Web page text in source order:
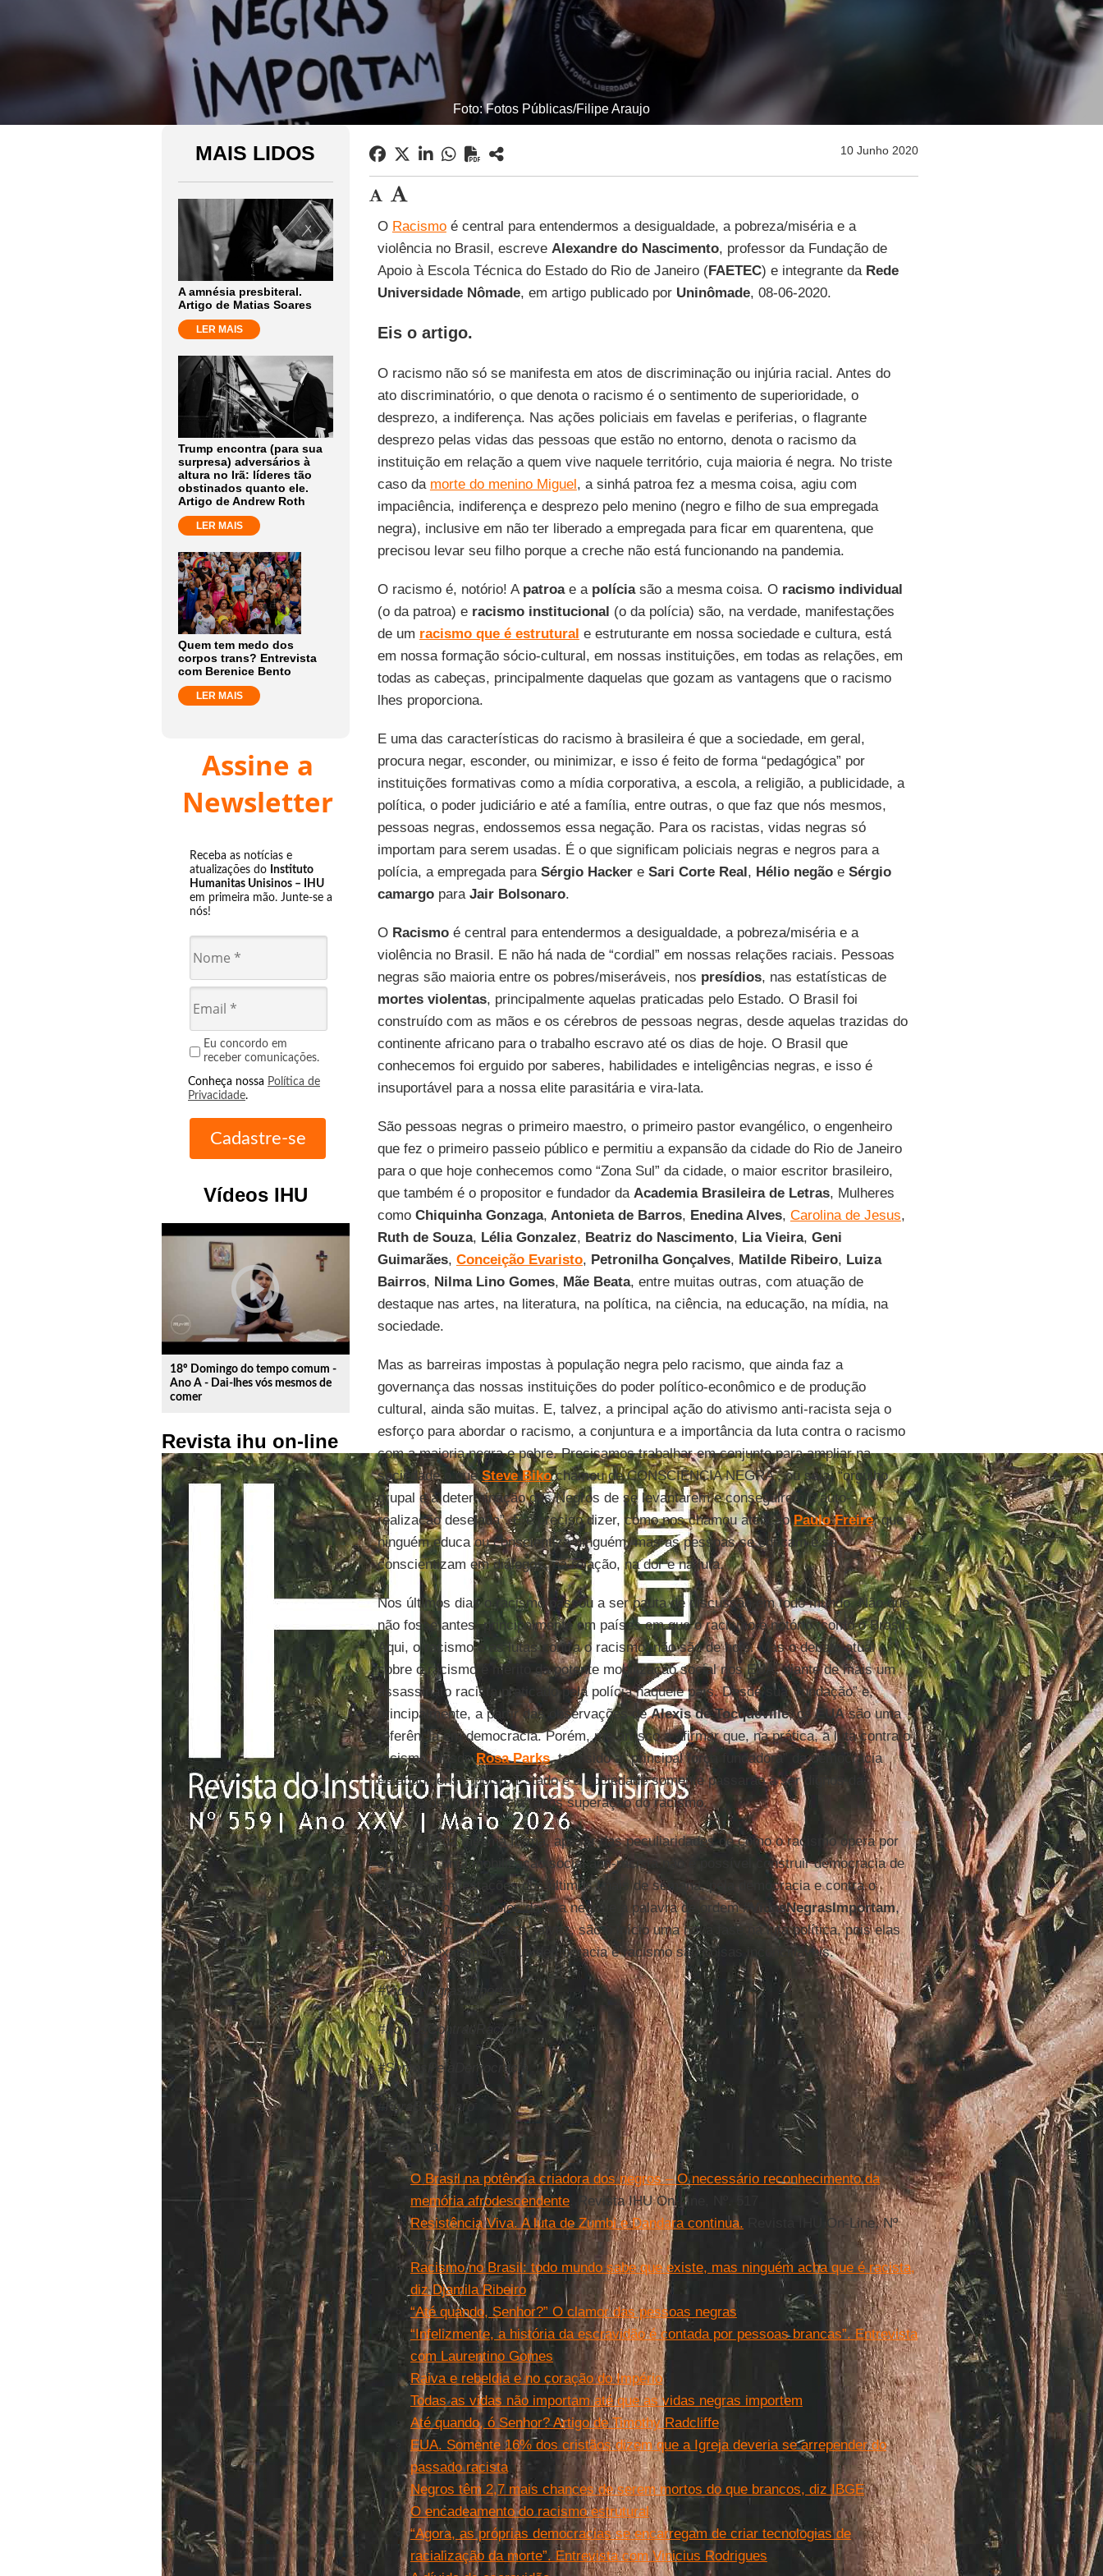
Foto: Fotos Públicas/Filipe Araujo
MAIS LIDOS
A amnésia presbiteral.
Artigo de Matias Soares
LER MAIS
Trump encontra (para sua
surpresa) adversários à
altura no Irã: líderes tão
obstinados quanto ele.
Artigo de Andrew Roth
LER MAIS
Quem tem medo dos
corpos trans? Entrevista
com Berenice Bento
LER MAIS
Assine a
Newsletter
Receba as notícias e
atualizações do Instituto
Humanitas Unisinos – IHU
em primeira mão. Junte-se a
nós!
Eu concordo em
receber comunicações.
Conheça nossa Política de
Privacidade.
Vídeos IHU
play_circle_outline
18º Domingo do tempo comum -
Ano A - Dai-lhes vós mesmos de
comer
Revista ihu on-line
10 Junho 2020
O Racismoé central para entendermos a desigualdade, a pobreza/miséria e a
violência no Brasil, escreve Alexandre do Nascimento, professor da Fundação de
Apoio à Escola Técnica do Estado do Rio de Janeiro (FAETEC) e integrante da Rede
Universidade Nômade, em artigo publicado por Uninômade, 08-06-2020.
Eis o artigo.
O racismo não só se manifesta em atos de discriminação ou injúria racial. Antes do
ato discriminatório, o que denota o racismo é o sentimento de superioridade, o
desprezo, a indiferença. Nas ações policiais em favelas e periferias, o flagrante
desprezo pelas vidas das pessoas que estão no entorno, denota o racismo da
instituição em relação a quem vive naquele território, cuja maioria é negra. No triste
caso da morte do menino Miguel, a sinhá patroa fez a mesma coisa, agiu com
impaciência, indiferença e desprezo pelo menino (negro e filho de sua empregada
negra), inclusive em não ter liberado a empregada para ficar em quarentena, que
precisou levar seu filho porque a creche não está funcionando na pandemia.
O racismo é, notório! A patroae a políciasão a mesma coisa. O racismo individual
(o da patroa) e racismo institucional (o da polícia) são, na verdade, manifestações
de um racismo que é estrutural e estruturante em nossa sociedade e cultura, está
em nossa formação sócio-cultural, em nossas instituições, em todas as relações, em
todas as cabeças, principalmente daquelas que gozam as vantagens que o racismo
lhes proporciona.
E uma das características do racismo à brasileira é que a sociedade, em geral,
procura negar, esconder, ou minimizar, e isso é feito de forma “pedagógica” por
instituições formativas como a mídia corporativa, a escola, a religião, a publicidade, a
política, o poder judiciário e até a família, entre outras, o que faz que nós mesmos,
pessoas negras, endossemos essa negação. Para os racistas, vidas negras só
importam para serem usadas. É o que significam policiais negras e negros para a
polícia, a empregada para Sérgio Hackere Sari Corte Real, Hélio negãoe Sérgio
camargopara Jair Bolsonaro.
O Racismoé central para entendermos a desigualdade, a pobreza/miséria e a
violência no Brasil. E não há nada de “cordial” em nossas relações raciais. Pessoas
negras são maioria entre os pobres/miseráveis, nos presídios, nas estatísticas de
mortes violentas, principalmente aquelas praticadas pelo Estado. O Brasil foi
construído com as mãos e os cérebros de pessoas negras, desde aquelas trazidas do
continente africano para o trabalho escravo até os dias de hoje. O Brasil que
conhecemos foi erguido por saberes, habilidades e inteligências negras, e isso é
insuportável para a nossa elite parasitária e vira-lata.
São pessoas negras o primeiro maestro, o primeiro pastor evangélico, o engenheiro
que fez o primeiro passeio público e permitiu a expansão da cidade do Rio de Janeiro
para o que hoje conhecemos como “Zona Sul” da cidade, o maior escritor brasileiro,
que também é o propositor e fundador da Academia Brasileira de Letras, Mulheres
como Chiquinha Gonzaga, Antonieta de Barros, Enedina Alves, Carolina de Jesus,
Ruth de Souza, Lélia Gonzalez, Beatriz do Nascimento, Lia Vieira, Geni
Guimarães, Conceição Evaristo, Petronilha Gonçalves, Matilde Ribeiro, Luiza
Bairros, Nilma Lino Gomes, Mãe Beata, entre muitas outras, com atuação de
destaque nas artes, na literatura, na política, na ciência, na educação, na mídia, na
sociedade.
Mas as barreiras impostas à população negra pelo racismo, que ainda faz a
governança das nossas instituições do poder político-econômico e de produção
cultural, ainda são muitas. E, talvez, a principal ação do ativismo anti-racista seja o
esforço para abordar o racismo, a conjuntura e a importância da luta contra o racismo
com a maioria negra e pobre. Precisamos trabalhar em conjunto para ampliar na
sociedade o queSteve Bikochamou de CONSCIÊNCIA NEGRA , ou seja, “orgulho
grupal e a determinação dos Negros de se levantarem e conseguirem a auto-
realizacão desejada”. E é preciso dizer, como nos chamou atençãoPaulo Freire, que
ninguém educa ou conscientiza ninguém, mas as pessoas se educam e se
conscientizam em diálogos, na relação, na dor e na luta.
Nos últimos dias o racismo passou a ser pauta de discussão em todo mundo. Não que
não fosse antes, principalmente em países em que o racismo é notório, como o Brasil.
Aqui, o racismo e as lutas contra o racismo, não são de hoje. Mas o debate atual
sobre o racismo é mérito da potente mobilização social nos EUA, diante de mais um
assassinato racista praticado pela polícia naquele país. Desde sua “fundação” e,
principalmente, a partir das observações deAlexis de Tocqueville, osEUAsão uma
referência em democracia. Porém, me arrisco a afirmar que, na prática, a luta contra o
racismo, desdeRosa Parks, tem sido a “principal força fundadora” da democracia
estadunidense, pois o Estado e a sociedade somente passarão a ser dignos da
alcunha de “democracia” após superação do racismo.
No Brasil, da mesma forma, apesar das peculiaridades de como o racismo opera por
aqui, sem uma mobilização social anti-racista não é possível construir democracia de
fato. As manifestações dos últimos finais de semana, pela democracia e contra o
racismo, com símbolos da luta negra e a palavra de ordem#VidasNegrasImportam,
são muito importantes e, talvez, são o início uma nova fase na luta política, pois elas
denotam exatamente que democracia e racismo são coisas inconciliáveis.
#VidasNegrasImportam
#SomosContraoRacismo
#SomosPelaDemocracia
#ForaBolsonaro
Leia mais
O Brasil na potência criadora dos negros – O necessário reconhecimento da
memória afrodescendente. Revista IHU On-Line, Nº. 517
Resistência Viva. A luta de Zumbi e Dandara continua. Revista IHU On-Line, Nº
477
Racismo no Brasil: todo mundo sabe que existe, mas ninguém acha que é racista,
diz Djamila Ribeiro
“Até quando, Senhor?” O clamor das pessoas negras
“Infelizmente, a história da escravidão é contada por pessoas brancas”. Entrevista
com Laurentino Gomes
Raiva e rebeldia e no coração do Império
Todas as vidas não importam até que as vidas negras importem
Até quando, ó Senhor? Artigo de Timothy Radcliffe
EUA. Somente 16% dos cristãos dizem que a Igreja deveria se arrepender do
passado racista
Negros têm 2,7 mais chances de serem mortos do que brancos, diz IBGE
O encadeamento do racismo estrutural
“Agora, as próprias democracias se encarregam de criar tecnologias de
racialização da morte”. Entrevista com Vinicius Rodrigues